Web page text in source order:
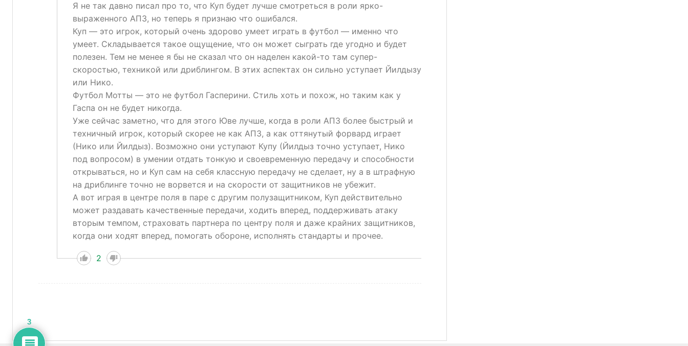
Я не так давно писал про то, что Куп будет лучше смотреться в роли ярко-
выраженного АПЗ, но теперь я признаю что ошибался.
Куп — это игрок, который очень здорово умеет играть в футбол — именно что
умеет. Складывается такое ощущение, что он может сыграть где угодно и будет
полезен. Тем не менее я бы не сказал что он наделен какой-то там супер-
скоростью, техникой или дриблингом. В этих аспектах он сильно уступает Йилдызу
или Нико.
Футбол Мотты — это не футбол Гасперини. Стиль хоть и похож, но таким как у
Гаспа он не будет никогда.
Уже сейчас заметно, что для этого Юве лучше, когда в роли АПЗ более быстрый и
техничный игрок, который скорее не как АПЗ, а как оттянутый форвард играет
(Нико или Йилдыз). Возможно они уступают Купу (Йилдыз точно уступает, Нико
под вопросом) в умении отдать тонкую и своевременную передачу и способности
открываться, но и Куп сам на себя классную передачу не сделает, ну а в штрафную
на дриблинге точно не ворвется и на скорости от защитников не убежит.
А вот играя в центре поля в паре с другим полузащитником, Куп действительно
может раздавать качественные передачи, ходить вперед, поддерживать атаку
вторым темпом, страховать партнера по центру поля и даже крайних защитников,
когда они ходят вперед, помогать обороне, исполнять стандарты и прочее.
2
3